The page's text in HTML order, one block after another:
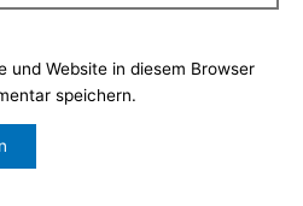
und Website in diesem Browser
speichern.